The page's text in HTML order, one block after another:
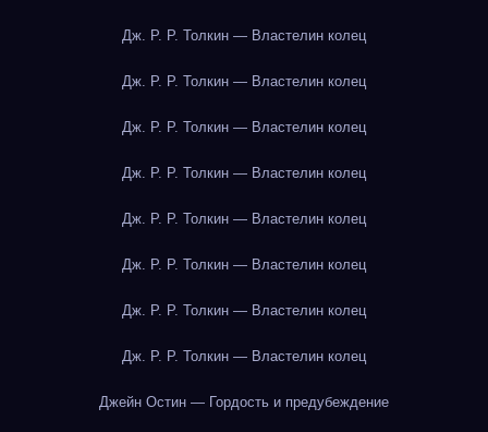
Дж. Р. Р. Толкин — Властелин колец
Дж. Р. Р. Толкин — Властелин колец
Дж. Р. Р. Толкин — Властелин колец
Дж. Р. Р. Толкин — Властелин колец
Дж. Р. Р. Толкин — Властелин колец
Дж. Р. Р. Толкин — Властелин колец
Дж. Р. Р. Толкин — Властелин колец
Дж. Р. Р. Толкин — Властелин колец
Джейн Остин — Гордость и предубеждение